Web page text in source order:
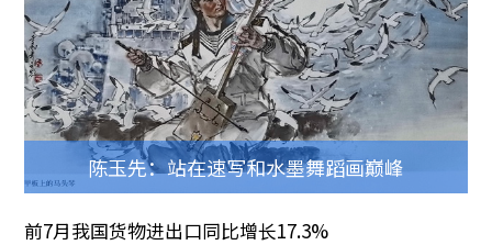
陈玉先：站在速写和水墨舞蹈画巅峰
前7月我国货物进出口同比增长17.3%